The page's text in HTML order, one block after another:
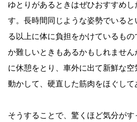
ゆとりがあるときはぜひおすすめ
す。長時間同じような姿勢でいる
る以上に体に負担をかけているも
か難しいときもあるかもしれませ
に休憩をとり、車外に出て新鮮な
動かして、硬直した筋肉をほぐして
そうすることで、驚くほど気分が